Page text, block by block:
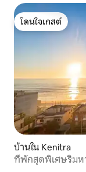
โดนใจเกสต์
โดนใจเกสต์
บ้านใน Kenitra
ที่พักสุดพิเศษริมห